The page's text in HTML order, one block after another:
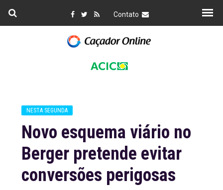
Contato
NESTA SEGUNDA
Novo esquema viário no
Berger pretende evitar
conversões perigosas